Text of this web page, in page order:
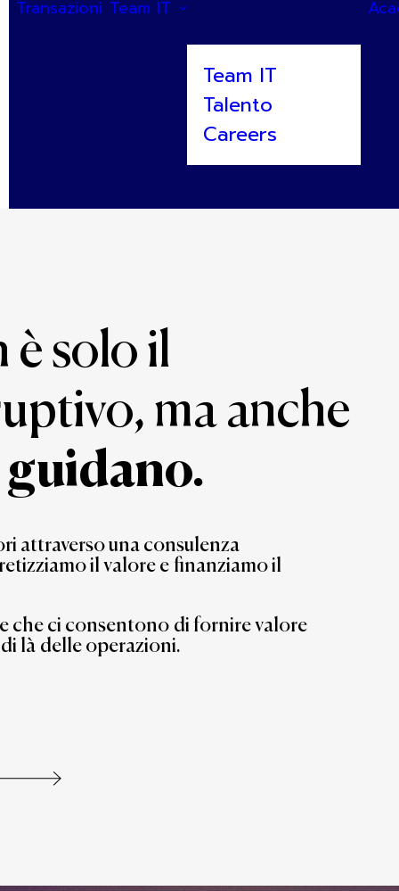
Transazioni Team IT
Team IT
Talento
Careers
è solo il
ma anche
guidano.
attraversouna consulenza
il valore e finanziamo il
che ci consentono di fornirevalore
di là delle operazioni.